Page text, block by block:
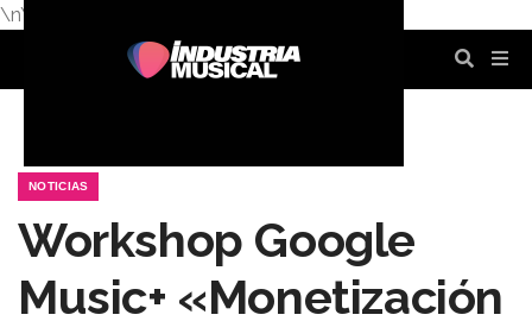
\n\n
NOTICIAS
Workshop Google
Music+ «Monetización